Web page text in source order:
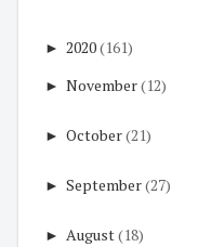
► 2020(161)
► November(12)
► October(21)
► September(27)
► August(18)